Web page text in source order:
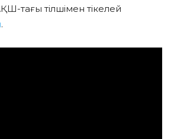
тағы тілшімен тікелей
.